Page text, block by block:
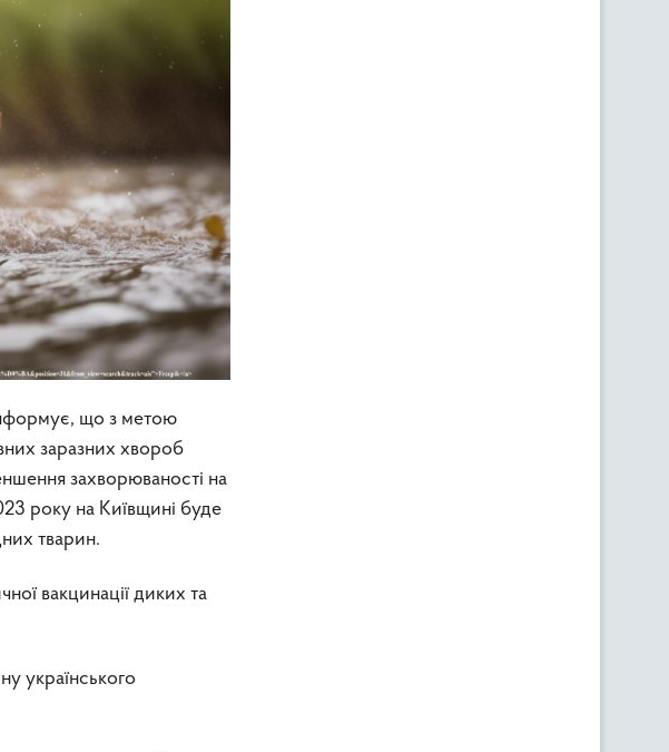
що з метою
заразних хвороб
захворюваності на
року на Київщині буде
тварин.
вакцинації диких та
українського